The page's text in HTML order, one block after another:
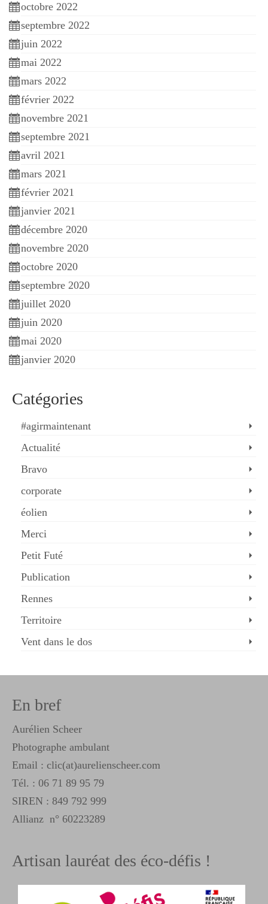
octobre 2022
septembre 2022
juin 2022
mai 2022
mars 2022
février 2022
novembre 2021
septembre 2021
avril 2021
mars 2021
février 2021
janvier 2021
décembre 2020
novembre 2020
octobre 2020
septembre 2020
juillet 2020
juin 2020
mai 2020
janvier 2020
Catégories
#agirmaintenant
Actualité
Bravo
corporate
éolien
Merci
Petit Futé
Publication
Rennes
Territoire
Vent dans le dos
En bref
Aurélien Scheer
Photographe ambulant
Email : clic(at)aurelienscheer.com
Tél. : 06 71 89 95 79
SIREN : 849 792 999
Allianz n° 60223289
Artisan lauréat des éco-défis !